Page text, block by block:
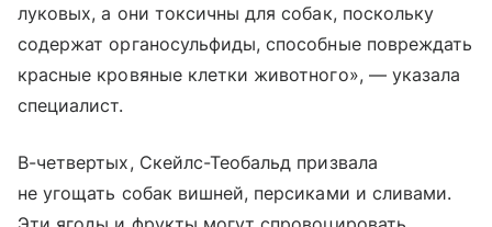
луковых, а они токсичны для собак, поскольку
содержат органосульфиды, способные повреждать
красные кровяные клетки животного», — указала
специалист.
В-четвертых, Скейлс-Теобальд призвала
не угощать собак вишней, персиками и сливами.